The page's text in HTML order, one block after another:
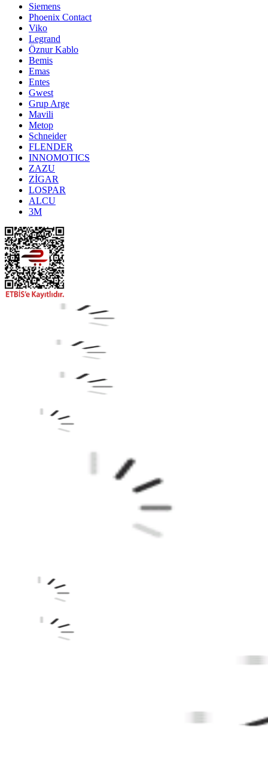
Siemens
Phoenix Contact
Viko
Legrand
Öznur Kablo
Bemis
Emas
Entes
Gwest
Grup Arge
Mavili
Metop
Schneider
FLENDER
INNOMOTICS
ZAZU
ZİGAR
LOSPAR
ALCU
3M